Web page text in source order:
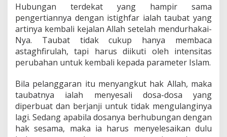
Hubungan terdekat yang hampir sama
pengertiannya dengan istighfar ialah taubat yang
artinya kembali kejalan Allah setelah mendurhakai-
Nya. Taubat tidak cukup hanya membaca
astaghfirulah, tapi harus diikuti oleh intensitas
perubahan untuk kembali kepada parameter Islam.
Bila pelanggaran itu menyangkut hak Allah, maka
taubatnya ialah menyesali dosa-dosa yang
diperbuat dan berjanji untuk tidak mengulanginya
lagi. Sedang apabila dosanya berhubungan dengan
hak sesama, maka ia harus menyelesaikan dulu